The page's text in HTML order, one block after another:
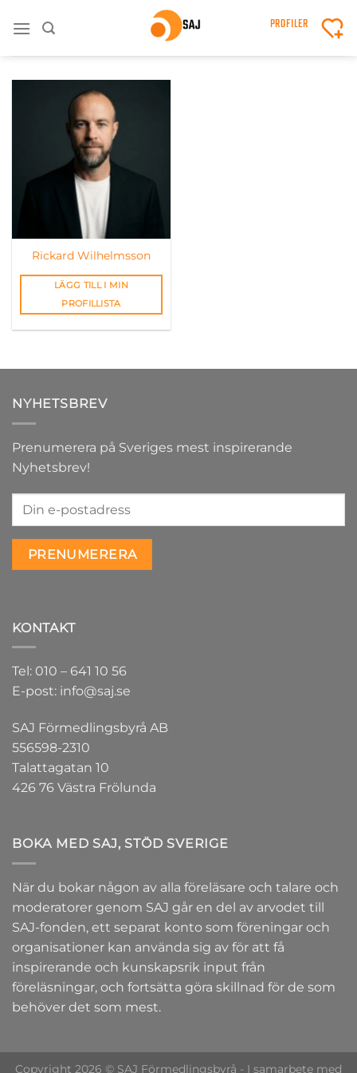
PROFILER
Rickard Wilhelmsson
LÄGG TILL I MIN
PROFILLISTA
NYHETSBREV
Prenumerera på Sveriges mest inspirerande
Nyhetsbrev!
KONTAKT
Tel: 010 – 641 10 56
E-post: info@saj.se
SAJ Förmedlingsbyrå AB
556598-2310
Talattagatan 10
426 76 Västra Frölunda
BOKA MED SAJ, STÖD SVERIGE
När du bokar någon av alla föreläsare och talare och
moderatorer genom SAJ går en del av arvodet till
SAJ-fonden, ett separat konto som föreningar och
organisationer kan använda sig av för att få
inspirerande och kunskapsrik input från
föreläsningar, och fortsätta göra skillnad för de som
behöver det som mest.
Copyright 2026 © SAJ Förmedlingsbyrå - I samarbete med